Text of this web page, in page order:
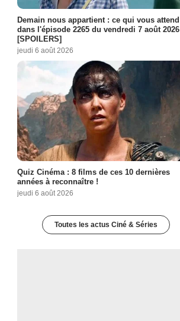
Demain nous appartient : ce qui vous attend
dans l'épisode 2265 du vendredi 7 août 2026
[SPOILERS]
jeudi 6 août 2026
Quiz Cinéma : 8 films de ces 10 dernières
années à reconnaître !
jeudi 6 août 2026
Toutes les actus Ciné & Séries